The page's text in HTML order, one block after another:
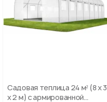
Садовая теплица 24 м² (8 х 3
х 2 м) с армированной